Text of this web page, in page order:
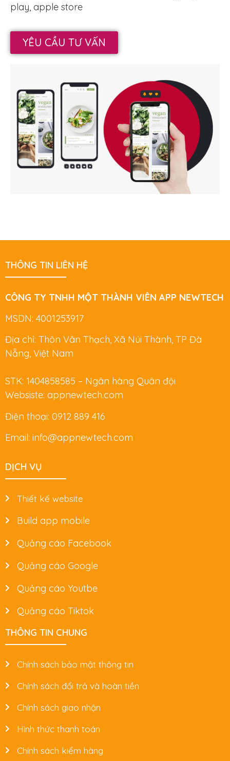
play, apple store
YÊU CẦU TƯ VẤN
THÔNG TIN LIÊN HỆ
CÔNG TY TNHH MỘT THÀNH VIÊN APP NEWTECH
MSDN: 4001253917
Địa chỉ: Thôn Vân Thạch, Xã Núi Thành, TP Đà
Nẵng, Việt Nam
STK: 1404858585 – Ngân hàng Quân đội
Websiste: appnewtech.com
Điện thoại: 0912 889 416
Email: info@appnewtech.com
DỊCH VỤ
Thiết kế website
Build app mobile
Quảng cáo Facebook
Quảng cáo Google
Quảng cáo Youtbe
Quảng cáo Tiktok
THÔNG TIN CHUNG
Chính sách bảo mật thông tin
Chính sách đổi trả và hoàn tiền
Chính sách giao nhận
Hình thức thanh toán
Chính sách kiểm hàng